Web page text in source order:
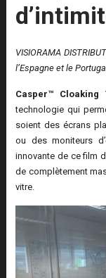
VISIORAMA
l’Espagne et le
Casper™ Cloaking
technologie qui
soient des écrans
ou des moniteurs
innovante de ce film
de complètement
vitre.